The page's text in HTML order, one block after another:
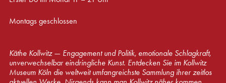
Montags geschlossen
Käthe Kollwitz — Engagement und Politik, emotionale Schlagkraft,
unverwechselbar eindringliche Kunst. Entdecken Sie im Kollwitz
Museum Köln die weltweit umfangreichste Sammlung ihrer zeitlos